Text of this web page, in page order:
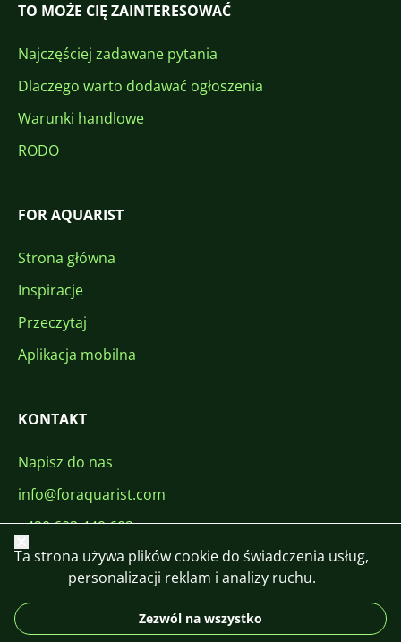
TO MOŻE CIĘ ZAINTERESOWAĆ
Najczęściej zadawane pytania
Dlaczego warto dodawać ogłoszenia
Warunki handlowe
RODO
FOR AQUARIST
Strona główna
Inspiracje
Przeczytaj
Aplikacja mobilna
KONTAKT
Napisz do nas
info@foraquarist.com
+420 603 449 602
Zamknij
Ta strona używa plików cookie do świadczenia usług,
personalizacji reklam i analizy ruchu.
Zezwól na wszystko